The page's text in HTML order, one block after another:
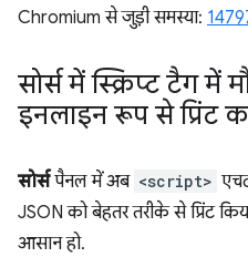
Chromium से जुड़ी समस्या:
सोर्स में स्क्रिप्ट टैग में
इनलाइन रूप से प्रिंट
सोर्सपैनल में अब <script>
JSON को बेहतर तरीके से प्रिंट
आसान हो.